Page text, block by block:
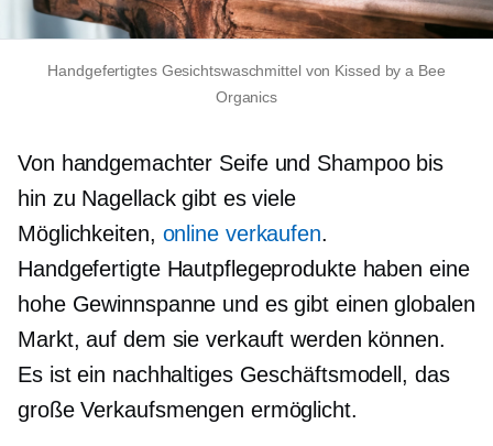
Handgefertigtes Gesichtswaschmittel von Kissed by a Bee
Organics
Von handgemachter Seife und Shampoo bis
hin zu Nagellack gibt es viele
Möglichkeiten, online verkaufen.
Handgefertigte Hautpflegeprodukte haben eine
hohe Gewinnspanne und es gibt einen globalen
Markt, auf dem sie verkauft werden können.
Es ist ein nachhaltiges Geschäftsmodell, das
große Verkaufsmengen ermöglicht.